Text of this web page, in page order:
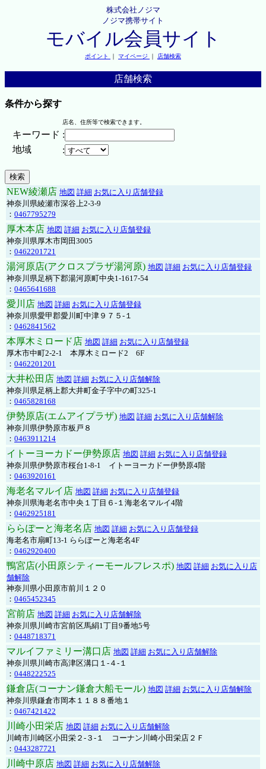
株式会社ノジマ
ノジマ携帯サイト
モバイル会員サイト
ポイント ｜ マイページ ｜ 店舗検索
店舗検索
条件から探す
店名、住所等で検索できます。
キーワード :
地域
:
NEW綾瀬店 地図 詳細 お気に入り店舗登録
神奈川県綾瀬市深谷上2-3-9
： 0467795279
厚木本店 地図 詳細 お気に入り店舗登録
神奈川県厚木市岡田3005
： 0462201721
湯河原店(アクロスプラザ湯河原) 地図 詳細 お気に入り店舗登録
神奈川県足柄下郡湯河原町中央1-1617-54
： 0465641688
愛川店 地図 詳細 お気に入り店舗登録
神奈川県愛甲郡愛川町中津９７５-１
： 0462841562
本厚木ミロード店 地図 詳細 お気に入り店舗登録
厚木市中町2-2-1 本厚木ミロード2 6F
： 0462201201
大井松田店 地図 詳細 お気に入り店舗解除
神奈川県足柄上郡大井町金子字中の町325-1
： 0465828168
伊勢原店(エムアイプラザ) 地図 詳細 お気に入り店舗解除
神奈川県伊勢原市板戸８
： 0463911214
イトーヨーカドー伊勢原店 地図 詳細 お気に入り店舗登録
神奈川県伊勢原市桜台1-8-1 イトーヨーカドー伊勢原4階
： 0463920161
海老名マルイ店 地図 詳細 お気に入り店舗登録
神奈川県海老名市中央１丁目６-１海老名マルイ4階
： 0462925181
ららぽーと海老名店 地図 詳細 お気に入り店舗登録
海老名市扇町13-1 ららぽーと海老名4F
： 0462920400
鴨宮店(小田原シティーモールフレスポ) 地図 詳細 お気に入り店
舗解除
神奈川県小田原市前川１２０
： 0465452345
宮前店 地図 詳細 お気に入り店舗解除
神奈川県川崎市宮前区馬絹1丁目9番地5号
： 0448718371
マルイファミリー溝口店 地図 詳細 お気に入り店舗解除
神奈川県川崎市高津区溝口１-４-１
： 0448222525
鎌倉店(コーナン鎌倉大船モール) 地図 詳細 お気に入り店舗解除
神奈川県鎌倉市岡本１１８８番地１
： 0467421422
川崎小田栄店 地図 詳細 お気に入り店舗解除
川崎市川崎区小田栄２‐３‐１ コーナン川崎小田栄店２Ｆ
： 0443287721
川崎中原店 地図 詳細 お気に入り店舗解除